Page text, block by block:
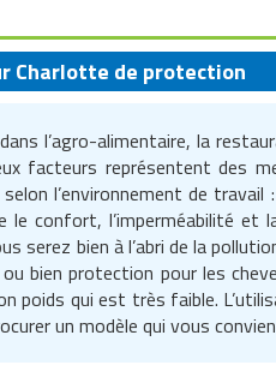
Charlotte de protection
l’agro-alimentaire, la
facteurs représentent des
l’environnement de
le confort, l’imperméabilité
serez bien à l’abri de la
bien protection pour les
poids qui est très faible.
un modèle qui vous